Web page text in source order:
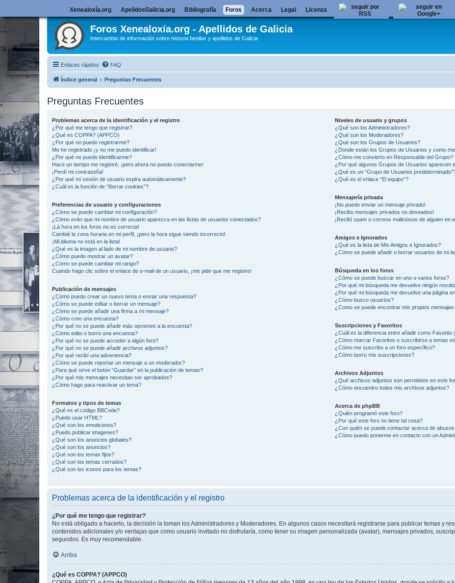
Foros Xenealoxía.org - Apellidos de Galicia
Intercambio de información sobre historia familiar y apellidos de Galicia
Enlaces rápidos FAQ
Índice general Preguntas Frecuentes
Preguntas Frecuentes
Problemas acerca de la identificación y el registro
¿Por qué me tengo que registrar?
¿Qué es COPPA? (APPCO)
¿Por qué no puedo registrarme?
Me he registrado ¡y no me puedo identificar!
¿Por qué no puedo identificarme?
Hace un tiempo me registré, ¡pero ahora no puedo conectarme!
¡Perdí mi contraseña!
¿Por qué mi sesión de usuario expira automáticamente?
¿Cuál es la función de “Borrar cookies”?
Preferencias de usuario y configuraciones
¿Cómo se puede cambiar mi configuración?
¿Cómo evito que mi nombre de usuario aparezca en las listas de usuarios conectados?
¡La hora en los foros no es correcta!
Cambié la zona horaria en mi perfil, ¡pero la hora sigue siendo incorrecto!
¡Mi idioma no está en la lista!
¿Qué es la imagen al lado de mi nombre de usuario?
¿Cómo puedo mostrar un avatar?
¿Cómo se puede cambiar mi rango?
Cuando hago clic sobre el enlace de e-mail de un usuario, ¡me pide que me registre!
Publicación de mensajes
¿Cómo puedo crear un nuevo tema o enviar una respuesta?
¿Cómo se puede editar o borrar un mensaje?
¿Cómo se puede añadir una firma a mi mensaje?
¿Cómo creo una encuesta?
¿Por qué no se puede añadir más opciones a la encuesta?
¿Cómo edito o borro una encuesta?
¿Por qué no se puede acceder a algún foro?
¿Por qué no se puede añadir archivos adjuntos?
¿Por qué recibí una advertencia?
¿Cómo se puede reportar un mensaje a un moderador?
¿Para qué sirve el botón “Guardar” en la publicación de temas?
¿Por qué mis mensajes necesitan ser aprobados?
¿Cómo hago para reactivar un tema?
Formatos y tipos de temas
¿Qué es el código BBCode?
¿Puedo usar HTML?
¿Qué son los emoticonos?
¿Puedo publicar imagenes?
¿Qué son los anuncios globales?
¿Qué son los anuncios?
¿Qué son los temas fijos?
¿Qué son los temas cerrados?
¿Qué son los iconos para los temas?
Niveles de usuario y grupos
¿Qué son los Administradores?
¿Qué son los Moderadores?
¿Qué son los Grupos de Usuarios?
¿Donde están los Grupos de Usuarios y como
¿Cómo me convierto en Responsable del Grupo?
¿Por qué algunos Grupos de Usuarios aparecen
¿Qué es un “Grupo de Usuarios
¿Qué es el enlace “El equipo”?
Mensajería privada
¡No puedo enviar un mensaje privado!
¡Recibo mensajes privados no deseados!
¡Recibí spam o correos maliciosos de alguien en
Amigos e Ignorados
¿Qué es la lista de Mis Amigos e Ignorados?
¿Cómo se puede añadir o borrar usuarios de mi
Búsqueda en los foros
¿Cómo se puede buscar en uno o varios foros?
¿Por qué mi búsqueda me devuelve ningún
¿Por qué mi búsqueda me devuelve una página
¿Cómo busco usuarios?
¿Como se puede encontrar mis propios
Suscripciones y Favoritos
¿Cuál es la diferencia entre añadir como Favorito
¿Cómo marcar Favoritos o suscribirse a temas
¿Cómo me suscribo a un foro específico?
¿Cómo borro mis suscripciones?
Archivos Adjuntos
¿Qué archivos adjuntos son permitidos en este
¿Cómo encuentro todos mis archivos adjuntos?
Acerca de phpBB
¿Quién programó este foro?
¿Por qué este foro no tiene tal cosa?
¿Con quién se puede contactar acerca de
¿Cómo puedo ponerme en contacto con un
Problemas acerca de la identificación y el registro
¿Por qué me tengo que registrar?
No está obligado a hacerlo, la decisión la toman los Administradores y Moderadores. En algunos casos necesitará registrarse para publicar temas y
contenidos adicionales y/o ventajas que como usuario invitado no disfrutaría, como tener su imagen personalizada (avatar), mensajes privados,
segundos. Es muy recomendable.
Arriba
¿Qué es COPPA? (APPCO)
Xenealoxía.org ApelidosGalicia.org Bibliografía Foros Acerca Legal Licenza